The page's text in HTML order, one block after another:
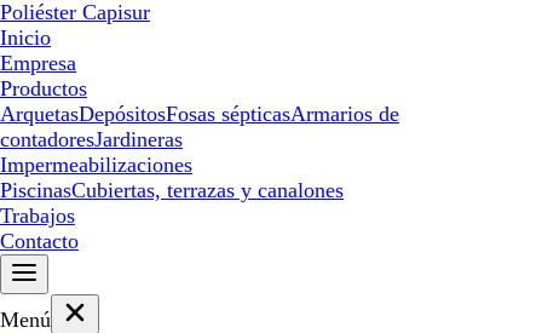
Poliéster Capisur
Inicio
Empresa
Productos
ArquetasDepósitosFosas sépticasArmarios de
contadoresJardineras
Impermeabilizaciones
PiscinasCubiertas, terrazas y canalones
Trabajos
Contacto
Menú